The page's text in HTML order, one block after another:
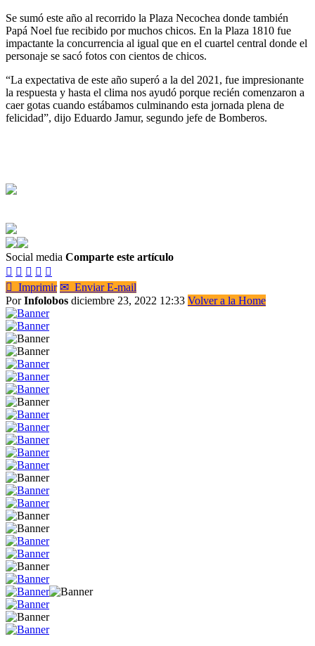
Se sumó este año al recorrido la Plaza Necochea donde también
Papá Noel fue recibido por muchos chicos. En la Plaza 1810 fue
impactante la concurrencia al igual que en el cuartel central donde el
personaje se sacó fotos con cientos de chicos.
“La expectativa de este año superó a la del 2021, fue impresionante
la respuesta y hasta el clima nos ayudó porque recién comenzaron a
caer gotas cuando estábamos culminando esta jornada plena de
felicidad”, dijo Eduardo Jamur, segundo jefe de Bomberos.
Social media Comparte este artículo
    
 Imprimir ✉ Enviar E-mail
PorInfolobos diciembre 23, 2022 12:33 Volver a la Home